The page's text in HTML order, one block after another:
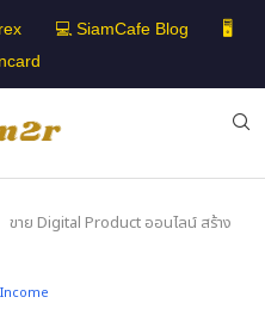
💻 SiamCafe Blog
🖥️
ขาย Digital Product ออนไลน์ สร้าง